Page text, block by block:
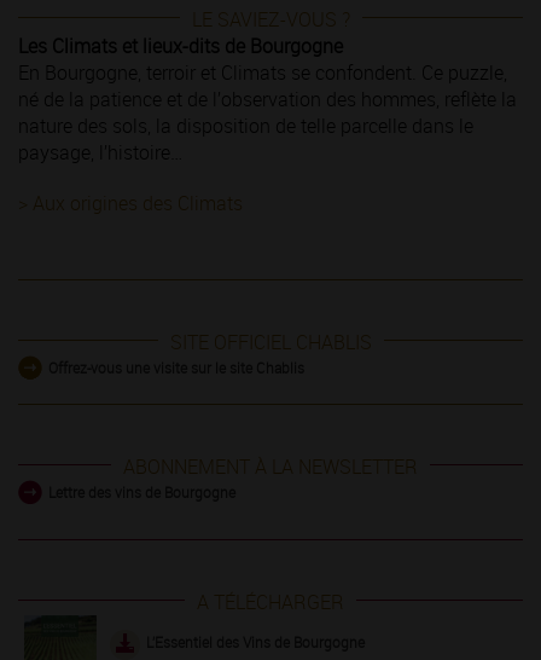
LE SAVIEZ-VOUS ?
Les Climats et lieux-dits de Bourgogne
En Bourgogne, terroir et Climats se confondent. Ce puzzle,
né de la patience et de l’observation des hommes, reflète la
nature des sols, la disposition de telle parcelle dans le
paysage, l’histoire…
> Aux origines des Climats
SITE OFFICIEL CHABLIS
ABONNEMENT À LA NEWSLETTER
A TÉLÉCHARGER